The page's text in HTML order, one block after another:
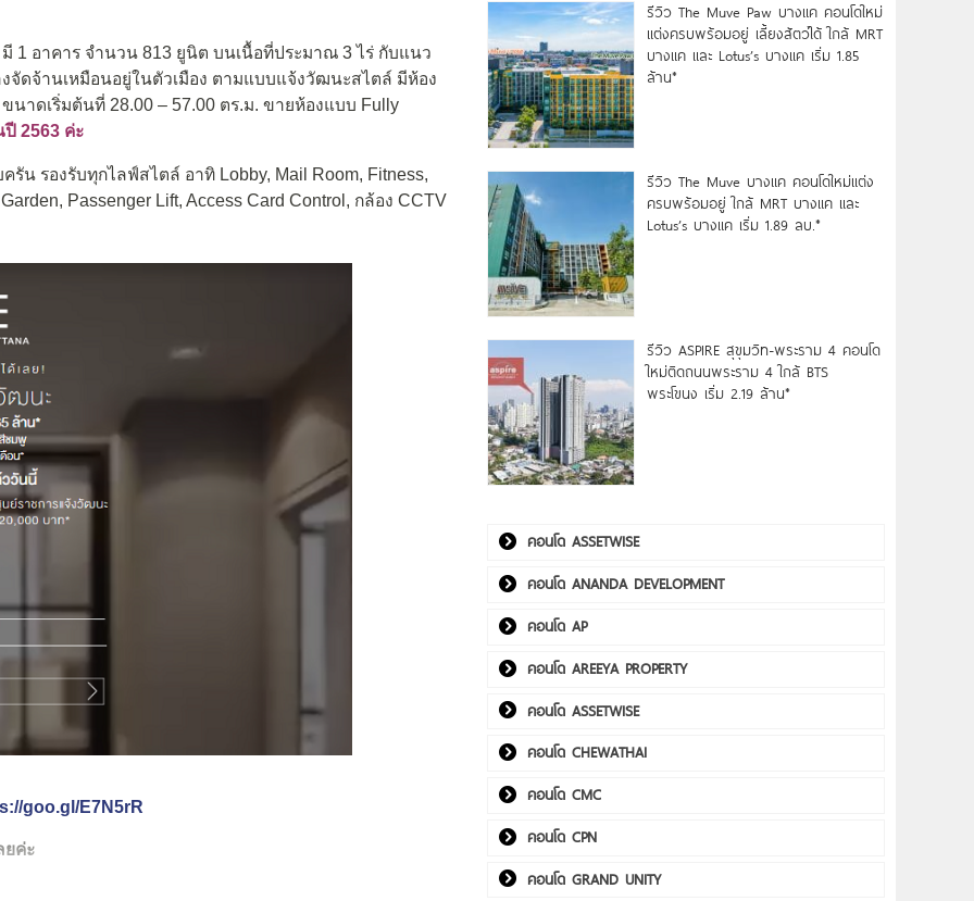
1 อาคาร จำนวน 813 ยูนิต บนเนื้อที่ประมาณ 3 ไร่ กับแนว
จัดจ้านเหมือนอยู่ในตัวเมือง ตามแบบแจ้งวัฒนะสไตล์ มีห้อง
นาดเริ่มต้นที่ 28.00 – 57.00 ตร.ม. ขายห้องแบบ Fully
ปี 2563 ค่ะ
รัน รองรับทุกไลฟ์สไตล์ อาทิ Lobby, Mail Room, Fitness,
Passenger Lift, Access Card Control, กล้อง CCTV
goo.gl/E7N5rR
ยค่ะ
รีวิว The Muve Paw บางแค คอนโดใหม่
แต่งครบพร้อมอยู่ เลี้ยงสัตว์ได้ ใกล้ MRT
บางแค และ Lotus’s บางแค เริ่ม 1.85
ล้าน*
รีวิว The Muve บางแค คอนโดใหม่แต่ง
ครบพร้อมอยู่ ใกล้ MRT บางแค และ
Lotus’s บางแค เริ่ม 1.89 ลบ.*
รีวิว ASPIRE สุขุมวิท-พระราม 4 คอนโด
ใหม่ติดถนนพระราม 4 ใกล้ BTS
พระโขนง เริ่ม 2.19 ล้าน*
คอนโด ASSETWISE
คอนโด ANANDA DEVELOPMENT
คอนโด AP
คอนโด AREEYA PROPERTY
คอนโด ASSETWISE
คอนโด CHEWATHAI
คอนโด CMC
คอนโด CPN
คอนโด GRAND UNITY